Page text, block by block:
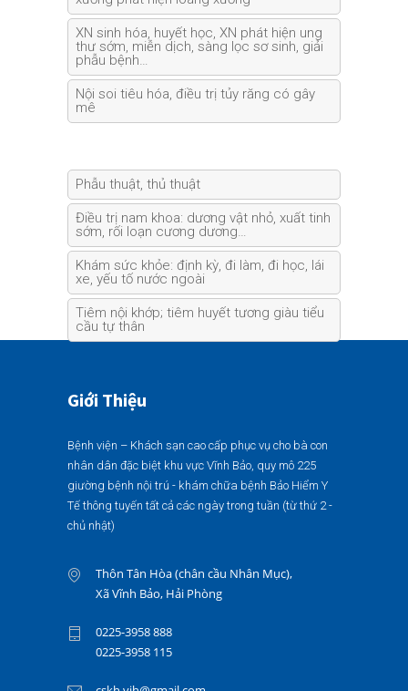
XN sinh hóa, huyết học, XN phát hiện ung
thư sớm, miễn dịch, sàng lọc sơ sinh, giải
phẫu bệnh…
Nội soi tiêu hóa, điều trị tủy răng có gây
mê
Phẫu thuật, thủ thuật
Điều trị nam khoa: dương vật nhỏ, xuất tinh
sớm, rối loạn cương dương…
Khám sức khỏe: định kỳ, đi làm, đi học, lái
xe, yếu tố nước ngoài
Tiêm nội khớp; tiêm huyết tương giàu tiểu
cầu tự thân
Giới Thiệu
Bệnh viện – Khách sạn cao cấp phục vụ cho bà con
nhân dân đặc biệt khu vực Vĩnh Bảo, quy mô 225
giường bệnh nội trú - khám chữa bệnh Bảo Hiểm Y
Tế thông tuyến tất cả các ngày trong tuần (từ thứ 2 -
chủ nhật)
Thôn Tân Hòa (chân cầu Nhân Mục),
Xã Vĩnh Bảo, Hải Phòng
0225-3958 888
0225-3958 115